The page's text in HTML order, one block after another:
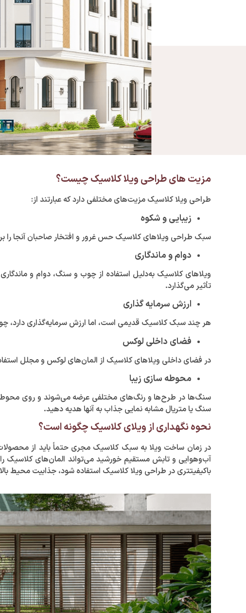
مزیت های طراحی ویلا کلاسیک چیست؟
طراحی ویلا کلاسیک مزیت‌های مختلفی دارد که عبارتند از:
زیبایی و شکوه
سبک طراحی ویلا‌های کلاسیک حس غرور و افتخار صاحبان آنجا را
دوام و ماندگاری
ویلا‌های کلاسیک به‌دلیل استفاده از چوب و سنگ، دوام و
تأثیر می‌گذارد.
ارزش سرمایه گذاری
هر چند سبک کلاسیک قدیمی است، اما ارزش سرمایه‌گذاری دارد،
فضای داخلی لوکس
در فضای داخلی ویلا‌های کلاسیک از المان‌های لوکس و مجلل
محوطه سازی زیبا
سنگ‌ها در طرح‌ها و رنگ‌های مختلفی عرضه می‌شوند و روی محوطه
سنگ یا متریال مشابه نمایی جذاب به آنها هدیه دهید.
نحوه نگهداری از ویلای کلاسیک چگونه است؟
در زمان ساخت ویلا به سبک کلاسیک مجری حتماً باید از محصولات
آب‌وهوایی و تابش مستقیم خورشید می‌تواند المان‌های کلاسیک را
باکیفیتتری در طراحی ویلا کلاسیک استفاده شود، جذابیت محیط